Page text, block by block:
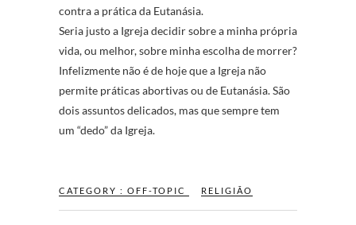
contra a prática da Eutanásia.
Seria justo a Igreja decidir sobre a minha própria
vida, ou melhor, sobre minha escolha de morrer?
Infelizmente não é de hoje que a Igreja não
permite práticas abortivas ou de Eutanásia. São
dois assuntos delicados, mas que sempre tem
um “dedo” da Igreja.
CATEGORY : OFF-TOPIC RELIGIÃO